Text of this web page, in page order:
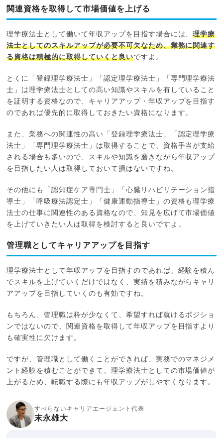
関連資格を取得して市場価値を上げる
理学療法士として働いて年収アップを目指す場合には、理学療
法士としてのスキルアップが必要不可欠なため、業務に関連す
る資格は積極的に取得していくと良いですよ。
とくに「登録理学療法士」「認定理学療法士」「専門理学療法
士」は理学療法士としての高い知識やスキルを有していること
を証明する資格なので、キャリアアップ・年収アップを目指す
のであれば優先的に取得しておきたい資格になります。
また、業務への関連性の高い「登録理学療法士」「認定理学療
法士」「専門理学療法士」は取得することで、資格手当が支給
される場合も多いので、スキルや知識を磨きながら年収アップ
を目指したい人は取得しておいて損はないですね。
その他にも「認知症ケア専門士」「心臓リハビリテーション指
導士」「呼吸療法認定士」「健康運動指導士」の資格も理学療
法士の仕事に関連性のある資格なので、知見を広げて市場価値
を上げていきたい人は取得を検討すると良いですよ。
管理職としてキャリアアップを目指す
理学療法士として年収アップを目指すのであれば、経験を積ん
でスキルを上げていくだけではなく、実績を積みながらキャリ
アアップを目指していくのも有効ですね。
もちろん、管理職は枠が少なくて、希望すれば就けるポジショ
ンではないので、関連資格を取得して年収アップを目指すより
も確実性に欠けます。
ですが、管理職として働くことができれば、実務でのマネジメ
ント経験を積むことができて、理学療法士としての市場価値が
上がるため、転職する際にも年収アップがしやすくなります。
すべらないキャリアエージェント代表
末永雄大